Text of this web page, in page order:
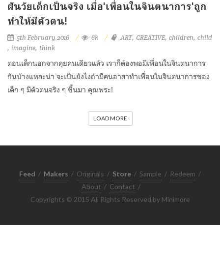
ฝันวัยเด็กเป็นจริง เมื่อ'เพื่อนในจินตนาการ'ถูก
ทำให้มีตัวตน!
5th February 2016 6k ART CREATIVE children child
imagine think
ตอนเด็กนอกจากคุยคนเดียวแล้ว เราก็ต้องพอมีเพื่อนในจินตนาการ
กันบ้างแหละน่า จะเป็นยังไงถ้ามีคนอาสาทำเพื่อนในจินตนาการของ
เด็ก ๆ มีตัวตนจริง ๆ ขึ้นมา คุณพระ!
LOAD MORE
Feed / Makers / Originals / Store / Sample / Redeem /
About / Contact /
Copyrights © 2015 All Rights Reserved by Minimore